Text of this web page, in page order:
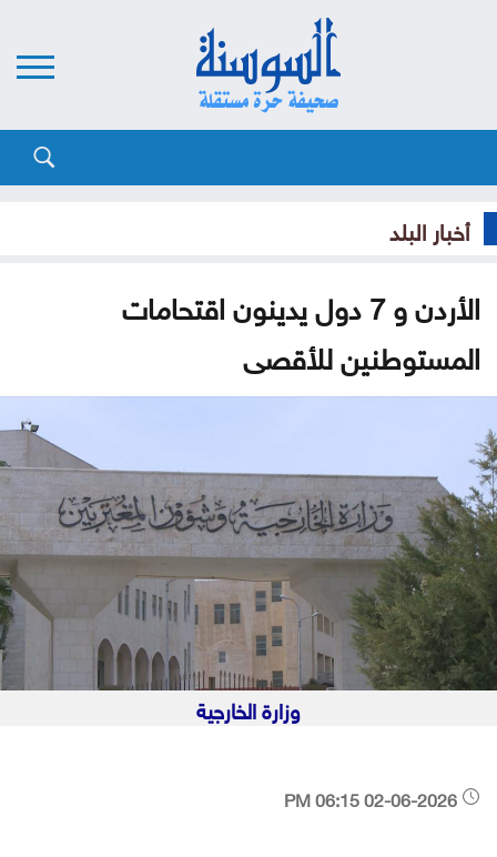
أخبار البلد
الأردن و 7 دول يدينون اقتحامات
المستوطنين للأقصى
وزارة الخارجية